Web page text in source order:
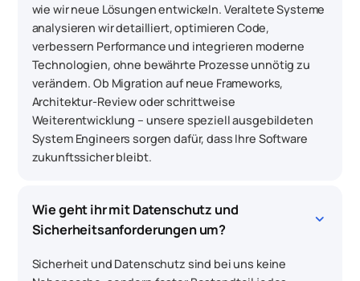
wie wir neue Lösungen entwickeln. Veraltete Systeme
analysieren wir detailliert, optimieren Code,
verbessern Performance und integrieren moderne
Technologien, ohne bewährte Prozesse unnötig zu
verändern. Ob Migration auf neue Frameworks,
Architektur-Review oder schrittweise
Weiterentwicklung – unsere speziell ausgebildeten
System Engineers sorgen dafür, dass Ihre Software
zukunftssicher bleibt.
Wie geht ihr mit Datenschutz und
Sicherheitsanforderungen um?
keyboard_arrow_down
Sicherheit und Datenschutz sind bei uns keine